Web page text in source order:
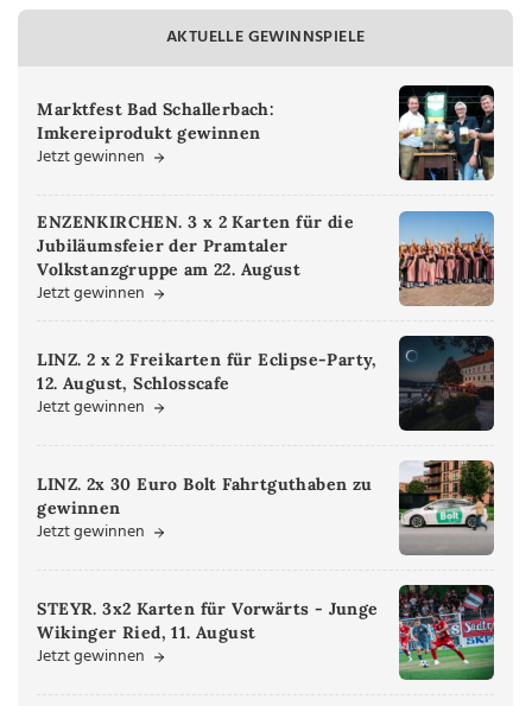
AKTUELLE GEWINNSPIELE
Marktfest Bad Schallerbach:
Imkereiprodukt gewinnen
Jetzt gewinnen
ENZENKIRCHEN. 3 x 2 Karten für die
Jubiläumsfeier der Pramtaler
Volkstanzgruppe am 22. August
Jetzt gewinnen
LINZ. 2 x 2 Freikarten für Eclipse-Party,
12. August, Schlosscafe
Jetzt gewinnen
LINZ. 2x 30 Euro Bolt Fahrtguthaben zu
gewinnen
Jetzt gewinnen
STEYR. 3x2 Karten für Vorwärts - Junge
Wikinger Ried, 11. August
Jetzt gewinnen